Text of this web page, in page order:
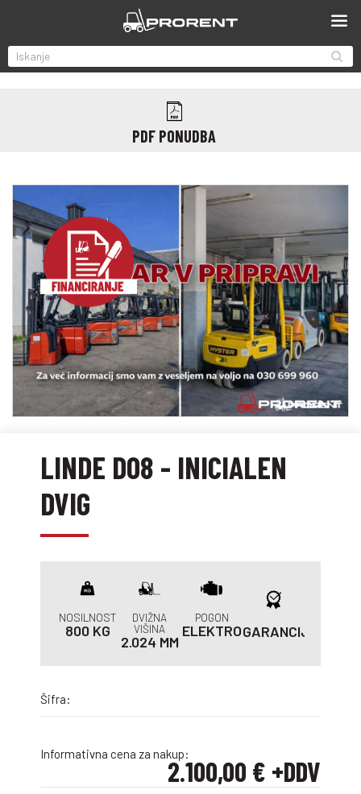
PDF PONUDBA
LINDE D08 - INICIALEN
DVIG
NOSILNOST
800 KG
DVIŽNA
VIŠINA
2.024 MM
POGON
ELEKTROGARANCIJA
Šifra:
Informativna cena za nakup:
2.100,00 € +DDV